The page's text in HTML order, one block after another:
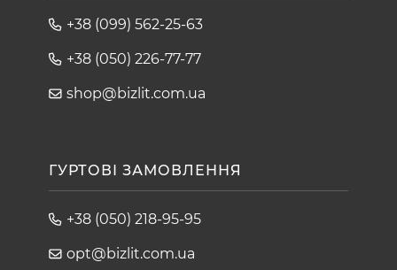
+38 (099) 562-25-63
+38 (050) 226-77-77
shop@bizlit.com.ua
ГУРТОВІ ЗАМОВЛЕННЯ
+38 (050) 218-95-95
opt@bizlit.com.ua